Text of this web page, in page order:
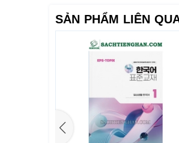
3. Cam k
t về c v
– Giao hàng nhanh và đúng
– Tư vấn học tiếng Hàn và
– Quý khách được hưởng
SẢN PHẨM LIÊN